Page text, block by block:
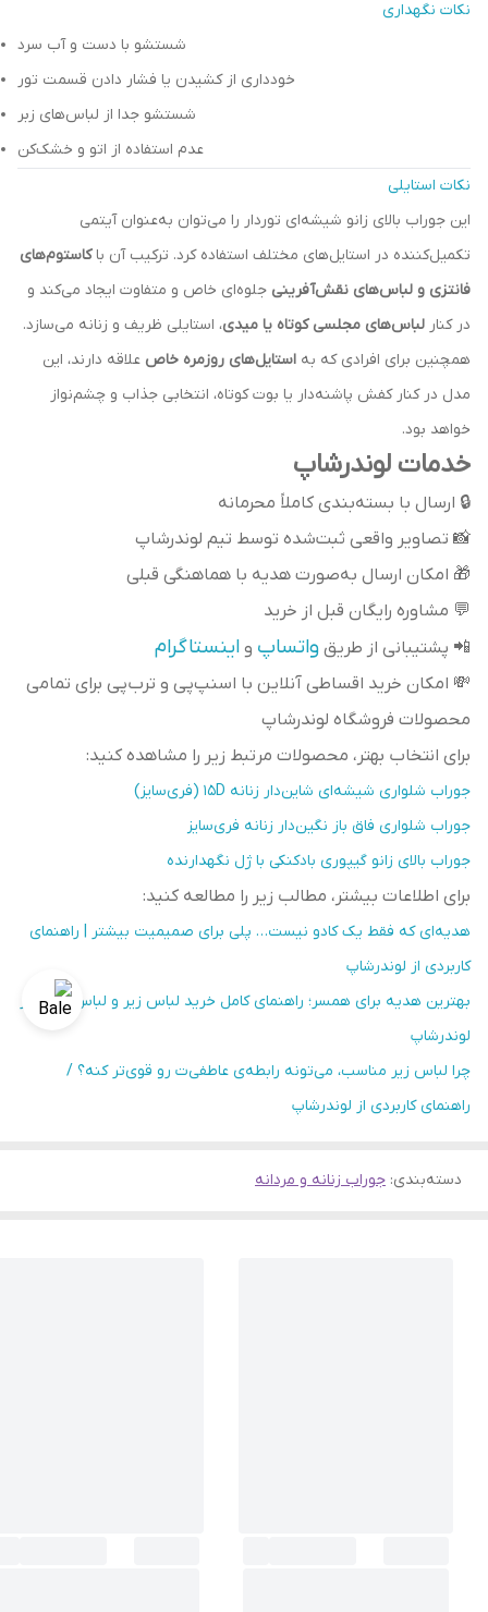
نکات نگهداری
شستشو با دست و آب سرد
خودداری از کشیدن یا فشار دادن قسمت تور
شستشو جدا از لباس‌های زبر
عدم استفاده از اتو و خشک‌کن
نکات استایلی
این جوراب بالای زانو شیشه‌ای تور‌دار را می‌توان به‌عنوان آیتمی
تکمیل‌کننده در استایل‌های مختلف استفاده کرد. ترکیب آن باکاستوم‌های
فانتزی و لباس‌های نقش‌آفرینی جلوه‌ای خاص و متفاوت ایجاد می‌کند و
در کنار لباس‌های مجلسی کوتاه یا میدی، استایلی ظریف و زنانه می‌سازد.
همچنین برای افرادی که به استایل‌های روزمره خاص علاقه دارند، این
مدل در کنار کفش پاشنه‌دار یا بوت کوتاه، انتخابی جذاب و چشم‌نواز
خواهد بود.
خدمات لوندرشاپ
🔒 ارسال با بسته‌بندی کاملاً محرمانه
📸 تصاویر واقعی ثبت‌شده توسط تیم لوندرشاپ
🎁 امکان ارسال به‌صورت هدیه با هماهنگی قبلی
💬 مشاوره رایگان قبل از خرید
📲 پشتیبانی از طریق واتساپ و اینستاگرام
💸 امکان خرید اقساطی آنلاین با اسنپ‌پی و ترب‌پی برای تمامی
محصولات فروشگاه لوندرشاپ
برای انتخاب بهتر، محصولات مرتبط زیر را مشاهده کنید:
جوراب شلواری شیشه‌ای شاین‌دار زنانه ۱۵D (فری‌سایز)
جوراب شلواری فاق باز نگین‌دار زنانه فری‌سایز
جوراب بالای زانو گیپوری بادکنکی با ژل نگهدارنده
برای اطلاعات بیشتر، مطالب زیر را مطالعه کنید:
هدیه‌ای که فقط یک کادو نیست… پلی برای صمیمیت بیشتر | راهنمای
کاربردی از لوندرشاپ
بهترین هدیه برای همسر؛ راهنمای کامل خرید لباس زیر و لباس خواب از
لوندرشاپ
چرا لباس زیر مناسب، می‌تونه رابطه‌ی عاطفی‌ت رو قوی‌تر کنه؟ /
راهنمای کاربردی از لوندرشاپ
دسته‌بندی: جوراب زنانه و مردانه